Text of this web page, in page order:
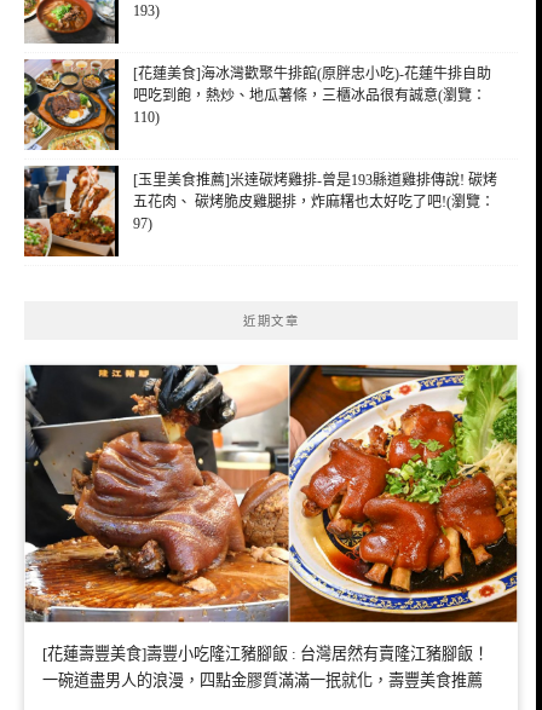
193)
[花蓮美食]海冰灣歡聚牛排館(原胖忠小吃)-花蓮牛排自助
吧吃到飽，熱炒、地瓜薯條，三櫃冰品很有誠意(瀏覽：
110)
[玉里美食推薦]米達碳烤雞排-曾是193縣道雞排傳說! 碳烤
五花肉、 碳烤脆皮雞腿排，炸麻糬也太好吃了吧!(瀏覽：
97)
近期文章
[花蓮壽豐美食]壽豐小吃隆江豬腳飯 : 台灣居然有賣隆江豬腳飯！
一碗道盡男人的浪漫，四點金膠質滿滿一抿就化，壽豐美食推薦